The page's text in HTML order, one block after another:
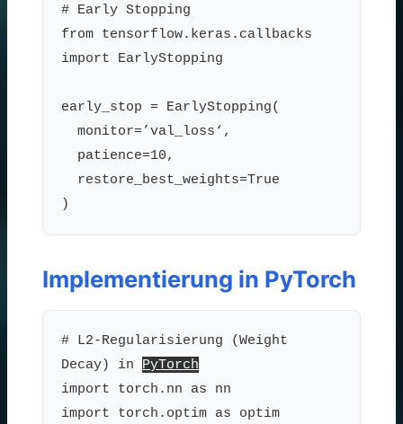
# Early Stopping
from tensorflow.keras.callbacks
import EarlyStopping
early_stop = EarlyStopping(
monitor=’val_loss‘,
patience=10,
restore_best_weights=True
)
Implementierung in PyTorch
# L2-Regularisierung (Weight
Decay) in PyTorch
import torch.nn as nn
import torch.optim as optim